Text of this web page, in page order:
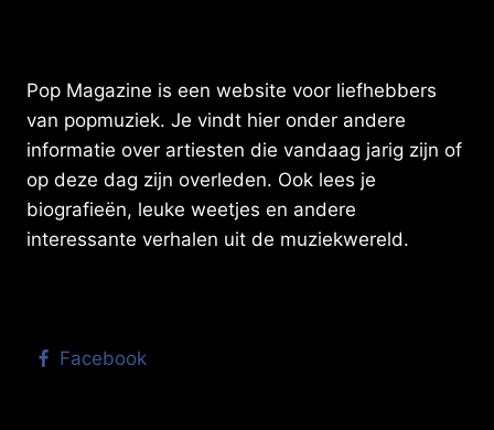
Pop Magazine is een website voor liefhebbers
van popmuziek. Je vindt hier onder andere
informatie over artiesten die vandaag jarig zijn of
op deze dag zijn overleden. Ook lees je
biografieën, leuke weetjes en andere
interessante verhalen uit de muziekwereld.
Facebook